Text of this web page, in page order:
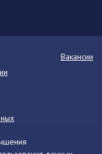
Вакансии